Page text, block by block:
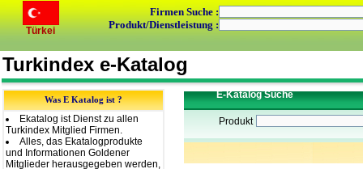
Türkei
Firmen Suche :
Produkt/Dienstleistung :
Turkindex e-Katalog
Was E Katalog ist ?
Ekatalog ist Dienst zu allen
Turkindex Mitglied Firmen.
Alles, das Ekatalogprodukte
und Informationen Goldener
Mitglieder herausgegeben werden,
E-Katalog Suche
Produkt